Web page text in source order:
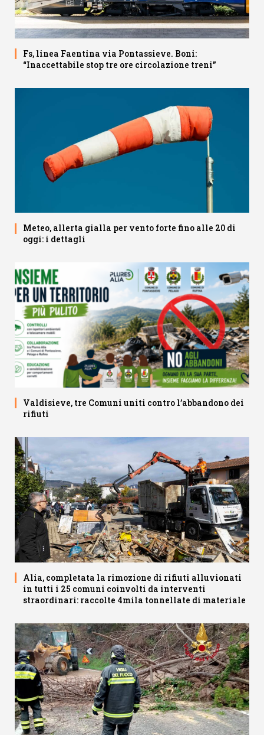
Fs, linea Faentina via Pontassieve. Boni:
“Inaccettabile stop tre ore circolazione treni”
Meteo, allerta gialla per vento forte fino alle 20 di
oggi: i dettagli
Valdisieve, tre Comuni uniti contro l’abbandono dei
rifiuti
Alia, completata la rimozione di rifiuti alluvionati
in tutti i 25 comuni coinvolti da interventi
straordinari: raccolte 4mila tonnellate di materiale